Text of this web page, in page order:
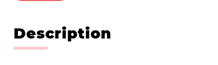
Description